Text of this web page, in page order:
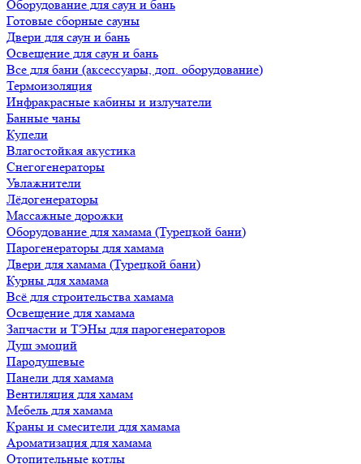
Оборудование для саун и бань
Готовые сборные сауны
Двери для саун и бань
Освещение для саун и бань
Все для бани (аксессуары, доп. оборудование)
Термоизоляция
Инфракрасные кабины и излучатели
Банные чаны
Купели
Влагостойкая акустика
Снегогенераторы
Увлажнители
Лёдогенераторы
Массажные дорожки
Оборудование для хамама (Турецкой бани)
Парогенераторы для хамама
Двери для хамама (Турецкой бани)
Курны для хамама
Всё для строительства хамама
Освещение для хамама
Запчасти и ТЭНы для парогенераторов
Душ эмоций
Пародушевые
Панели для хамама
Вентиляция для хамам
Мебель для хамама
Краны и смесители для хамама
Ароматизация для хамама
Отопительные котлы